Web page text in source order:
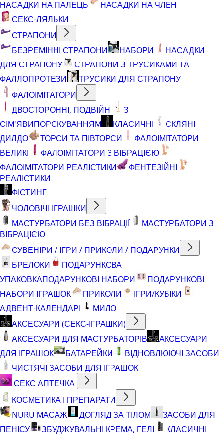
НАСАДКИ НА ПАЛЕЦЬ
НАСАДКИ НА ЧЛЕН
СЕКС-ЛЯЛЬКИ
СТРАПОНИ
БЕЗРЕМІННІ СТРАПОНИ
НАБОРИ
НАСАДКИ
ДЛЯ СТРАПОНУ
СТРАПОНИ З ТРУСИКАМИ ТА
ФАЛЛОПРОТЕЗИ
ТРУСИКИ ДЛЯ СТРАПОНУ
ФАЛОІМІТАТОРИ
ДВОСТОРОННІ, ПОДВІЙНІ
З
СІМ'ЯВИПОРСКУВАННЯМ
КЛАСИЧНІ
СКЛЯНІ
ДИЛДО
ТОРСИ ТА ПІВТОРСИ
ФАЛОІМІТАТОРИ
ВЕЛИКІ
ФАЛОІМІТАТОРИ З ВІБРАЦІЄЮ
ФАЛОІМІТАТОРИ РЕАЛІСТИКИ
ФЕНТЕЗІЙНІ
РЕАЛІСТИКИ
ФІСТИНГ
ЧОЛОВІЧІ ІГРАШКИ
МАСТУРБАТОРИ БЕЗ ВІБРАЦІЇ
МАСТУРБАТОРИ З
ВІБРАЦІЄЮ
СУВЕНІРИ / ІГРИ / ПРИКОЛИ / ПОДАРУНКИ
БРЕЛОКИ
ПОДАРУНКОВА
УПАКОВКАПОДАРУНКОВІ НАБОРИ
ПОДАРУНКОВІ
НАБОРИ ІГРАШОК
ПРИКОЛИ
ІГРИ/КУБІКИ
АДВЕНТ-КАЛЕНДАРІ
МИЛО
АКСЕСУАРИ (СЕКС-ІГРАШКИ)
АКСЕСУАРИ ДЛЯ МАСТУРБАТОРІВ
АКСЕСУАРИ
ДЛЯ ІГРАШОК
БАТАРЕЙКИ
ВІДНОВЛЮЮЧІ ЗАСОБИ
ЧИСТЯЧІ ЗАСОБИ ДЛЯ ІГРАШОК
СЕКС АПТЕЧКА
КОСМЕТИКА І ПРЕПАРАТИ
NURU МАСАЖ
ДОГЛЯД ЗА ТІЛОМ
ЗАСОБИ ДЛЯ
ПЕНІСУ
ЗБУДЖУВАЛЬНІ КРЕМА, ГЕЛІ
КЛАСИЧНІ